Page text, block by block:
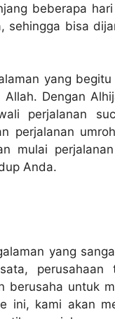
beberapa
sehingga bisa
yang
Dengan
perjalanan
perjalanan
mulai
Anda.
yang
perusahaan
berusaha untuk
ini, kami akan